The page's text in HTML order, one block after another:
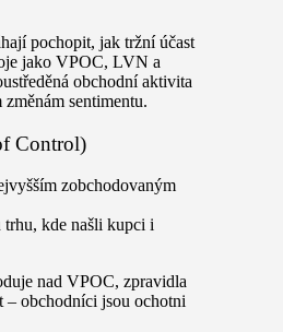
pochopit, jak tržní účast
jako VPOC, LVN a
obchodní aktivita
sentimentu.
Control)
zobchodovaným
trhu, kde našli kupci i
nad VPOC, zpravidla
– obchodníci jsou ochotni